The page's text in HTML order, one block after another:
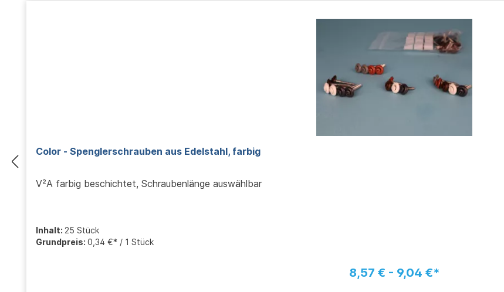
Color - Spenglerschrauben aus Edelstahl, farbig
V²A farbig beschichtet, Schraubenlänge auswählbar
Inhalt: 25 Stück
Grundpreis: 0,34 €* / 1 Stück
8,57 € - 9,04 €*